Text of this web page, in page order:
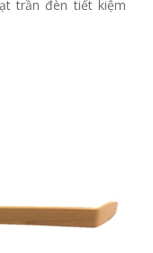
trần đèn tiết kiệm